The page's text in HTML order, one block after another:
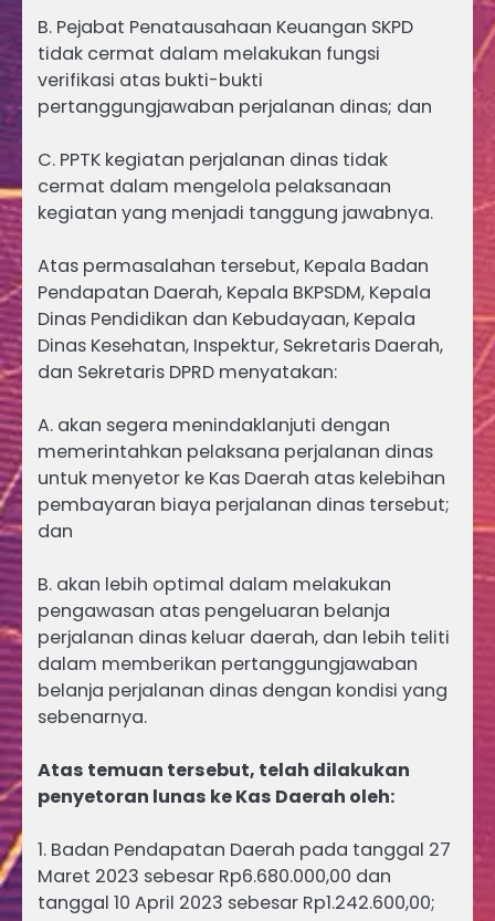
B. Pejabat Penatausahaan Keuangan SKPD
tidak cermat dalam melakukan fungsi
verifikasi atas bukti-bukti
pertanggungjawaban perjalanan dinas; dan
C. PPTK kegiatan perjalanan dinas tidak
cermat dalam mengelola pelaksanaan
kegiatan yang menjadi tanggung jawabnya.
Atas permasalahan tersebut, Kepala Badan
Pendapatan Daerah, Kepala BKPSDM, Kepala
Dinas Pendidikan dan Kebudayaan, Kepala
Dinas Kesehatan, Inspektur, Sekretaris Daerah,
dan Sekretaris DPRD menyatakan:
A. akan segera menindaklanjuti dengan
memerintahkan pelaksana perjalanan dinas
untuk menyetor ke Kas Daerah atas kelebihan
pembayaran biaya perjalanan dinas tersebut;
dan
B. akan lebih optimal dalam melakukan
pengawasan atas pengeluaran belanja
perjalanan dinas keluar daerah, dan lebih teliti
dalam memberikan pertanggungjawaban
belanja perjalanan dinas dengan kondisi yang
sebenarnya.
Atas temuan tersebut, telah dilakukan
penyetoran lunas ke Kas Daerah oleh:
1. Badan Pendapatan Daerah pada tanggal 27
Maret 2023 sebesar Rp6.680.000,00 dan
tanggal 10 April 2023 sebesar Rp1.242.600,00;